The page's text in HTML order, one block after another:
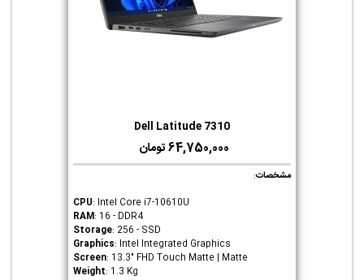
Dell Latitude 7310
64,750,000 تومان
مشخصات:
CPU: Intel Core i7-10610U
RAM: 16 - DDR4
Storage: 256 - SSD
Graphics: Intel Integrated Graphics
Screen: 13.3" FHD Touch Matte | Matte
Weight: 1.3 Kg